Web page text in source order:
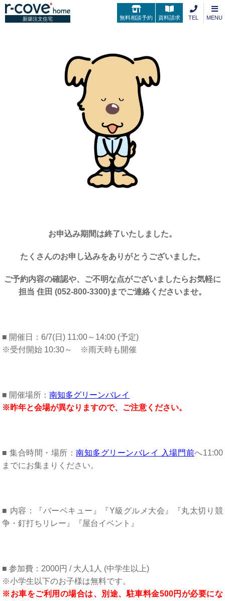
新築注文住宅 無料相談予約 資料請求 TEL MENU
お申込み期間は終了いたしました。
たくさんのお​申し込みをありがとうございました。
ご予約内容の確認や、ご不明な点がございましたらお気軽に
担当 住田 (052-800-3300)までご連絡くださいませ。
■ 開催日：6/7(日) 11:00～14:00 (予定)
※受付開始 10:30～ ※雨天時も開催
■ 開催場所：南知多グリーンバレイ
※昨年と会場が異なりますので、ご注意ください。
■ 集合時間・場所：南知多グリーンバレイ 入場門前へ11:00
までにお集まりください。
■ 内容：『バーベキュー』『Y級グルメ大会』『丸太切り競
争・釘打ちリレー』『屋台イベント』
■ 参加費：2000円 / 大人1人 (中学生以上)
※小学生以下のお子様は無料です。
※お車をご利用の場合は、別途、駐車料金500円が必要にな